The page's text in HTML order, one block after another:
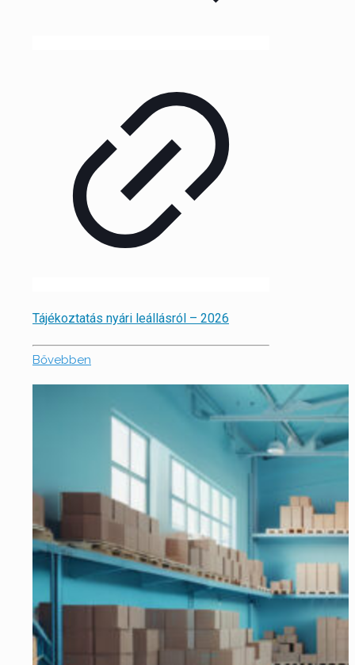
Tájékoztatás nyári leállásról – 2026
Bővebben